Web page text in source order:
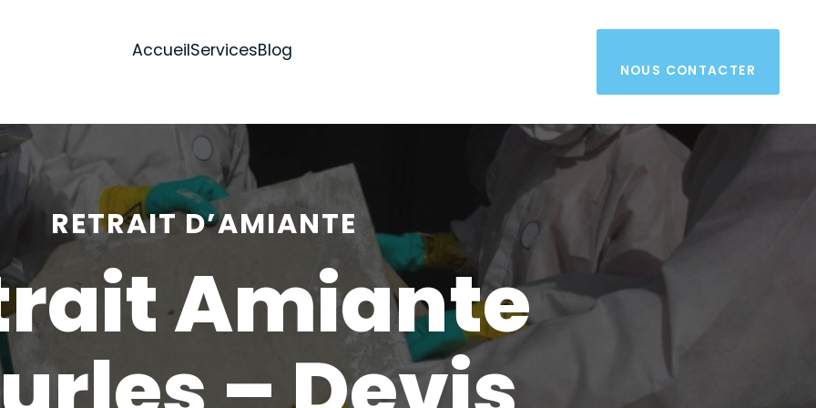
AccueilServicesBlog
NOUS CONTACTER
RETRAIT D’AMIANTE
Amiante